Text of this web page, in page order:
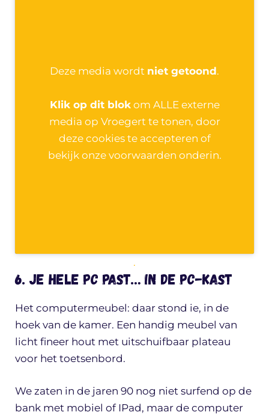
Deze media wordt niet getoond.
Klik op dit blokom ALLE externe
media op Vroegert te tonen, door
deze cookies te accepteren of
bekijk onze voorwaarden onderin.
.
6. Je hele pc past… in de pc-kast
Het computermeubel: daar stond ie, in de
hoek van de kamer. Een handig meubel van
licht fineer hout met uitschuifbaar plateau
voor het toetsenbord.
We zaten in de jaren 90 nog niet surfend op de
bank met mobiel of IPad, maar de computer